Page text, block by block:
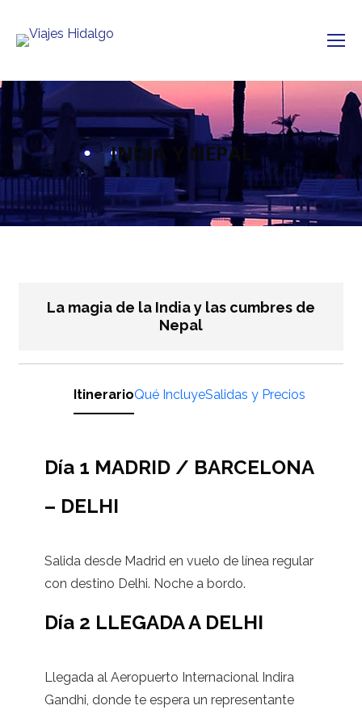
INDIA Y NEPAL
La magia de la India y las cumbres de
Nepal
ItinerarioQué IncluyeSalidas y Precios
Día 1 MADRID / BARCELONA
– DELHI
Salida desde Madrid en vuelo de línea regular
con destino Delhi. Noche a bordo.
Día 2 LLEGADA A DELHI
Llegada al Aeropuerto Internacional Indira
Gandhi, donde te espera un representante